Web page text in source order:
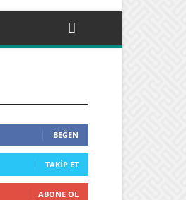
BEĞEN
TAKIP ET
ABONE OL